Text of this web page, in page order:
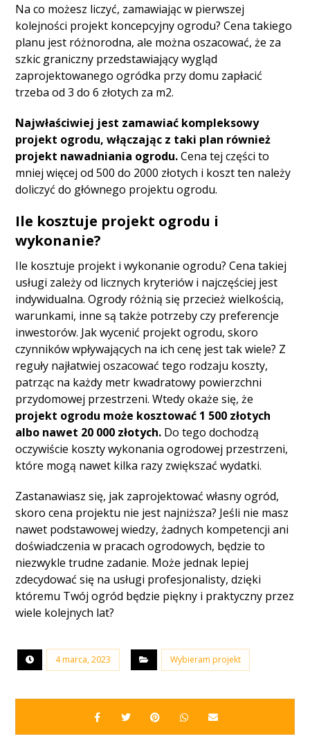
Na co możesz liczyć, zamawiając w pierwszej
kolejności projekt koncepcyjny ogrodu? Cena takiego
planu jest różnorodna, ale można oszacować, że za
szkic graniczny przedstawiający wygląd
zaprojektowanego ogródka przy domu zapłacić
trzeba od 3 do 6 złotych za m2.
Najwłaściwiej jest zamawiać kompleksowy
projekt ogrodu, włączając z taki plan również
projekt nawadniania ogrodu.Cena tej części to
mniej więcej od 500 do 2000 złotych i koszt ten należy
doliczyć do głównego projektu ogrodu.
Ile kosztuje projekt ogrodu i
wykonanie?
Ile kosztuje projekt i wykonanie ogrodu? Cena takiej
usługi zależy od licznych kryteriów i najczęściej jest
indywidualna. Ogrody różnią się przecież wielkością,
warunkami, inne są także potrzeby czy preferencje
inwestorów. Jak wycenić projekt ogrodu, skoro
czynników wpływających na ich cenę jest tak wiele? Z
reguły najłatwiej oszacować tego rodzaju koszty,
patrząc na każdy metr kwadratowy powierzchni
przydomowej przestrzeni. Wtedy okaże się, że
projekt ogrodu może kosztować 1 500 złotych
albo nawet 20 000 złotych. Do tego dochodzą
oczywiście koszty wykonania ogrodowej przestrzeni,
które mogą nawet kilka razy zwiększać wydatki.
Zastanawiasz się, jak zaprojektować własny ogród,
skoro cena projektu nie jest najniższa? Jeśli nie masz
nawet podstawowej wiedzy, żadnych kompetencji ani
doświadczenia w pracach ogrodowych, będzie to
niezwykle trudne zadanie. Może jednak lepiej
zdecydować się na usługi profesjonalisty, dzięki
któremu Twój ogród będzie piękny i praktyczny przez
wiele kolejnych lat?
4 marca, 2023 Wybieram projekt